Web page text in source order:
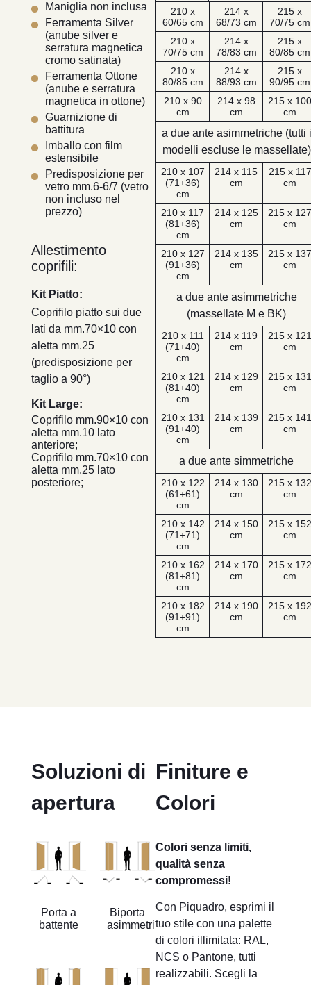
210 x
60/65 cm
214 x
68/73 cm
215 x
70/75 cm
210 x
70/75 cm
214 x
78/83 cm
215 x
80/85 cm
210 x
80/85 cm
214 x
88/93 cm
215 x
90/95 cm
210 x 90
cm
214 x 98
cm
215 x
cm
a due ante asimmetriche (tutti i
modelli escluse le massellate)
210 x 107
(71+36)
cm
214 x 115
cm
215 x 117
cm
210 x 117
(81+36)
cm
214 x 125
cm
215 x
cm
210 x 127
(91+36)
cm
214 x 135
cm
215 x
cm
a due ante asimmetriche
(massellate M e BK)
210 x 111
(71+40)
cm
214 x 119
cm
215 x
cm
210 x 121
(81+40)
cm
214 x 129
cm
215 x
cm
210 x 131
(91+40)
cm
214 x 139
cm
215 x
cm
a due ante simmetriche
210 x 122
(61+61)
cm
214 x 130
cm
215 x
cm
210 x 142
(71+71)
cm
214 x 150
cm
215 x
cm
210 x 162
(81+81)
cm
214 x 170
cm
215 x
cm
210 x 182
(91+91)
cm
214 x 190
cm
215 x
cm
Maniglia non inclusa
Ferramenta Silver
(anube silver e
serratura magnetica
cromo satinata)
Ferramenta Ottone
(anube e serratura
magnetica in ottone)
Guarnizione di
battitura
Imballo con film
estensibile
Predisposizione per
vetro mm.6-6/7 (vetro
non incluso nel
prezzo)
Allestimento
coprifili:
Kit Piatto:
Coprifilo piatto sui due
lati da mm.70×10 con
aletta mm.25
(predisposizione per
taglio a 90°)
Kit Large:
Coprifilo mm.90×10 con
aletta mm.10 lato
anteriore;
Coprifilo mm.70×10 con
aletta mm.25 lato
posteriore;
Soluzioni di
apertura
Porta a
battente
Biporta
asimmetrica
Finiture e
Colori
Colori senza limiti,
qualità senza
compromessi!
Con Piquadro, esprimi il
tuo stile con una palette
di colori illimitata: RAL,
NCS o Pantone, tutti
realizzabili. Scegli la